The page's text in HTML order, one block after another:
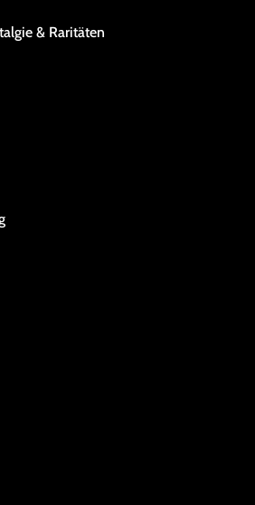
& Raritäten